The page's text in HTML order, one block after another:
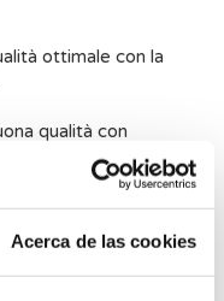
Acerca de las cookies
ottimale con la
qualità con
discreta con basse
qualità e ha una